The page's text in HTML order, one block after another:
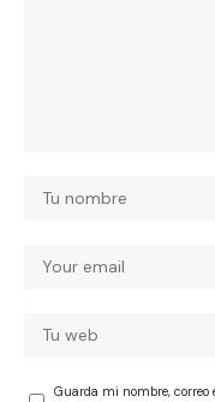
Guarda mi nombre, correo